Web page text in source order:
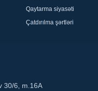
Qaytarma siyasəti
Çatdırılma şərtləri
30/6, m.16A